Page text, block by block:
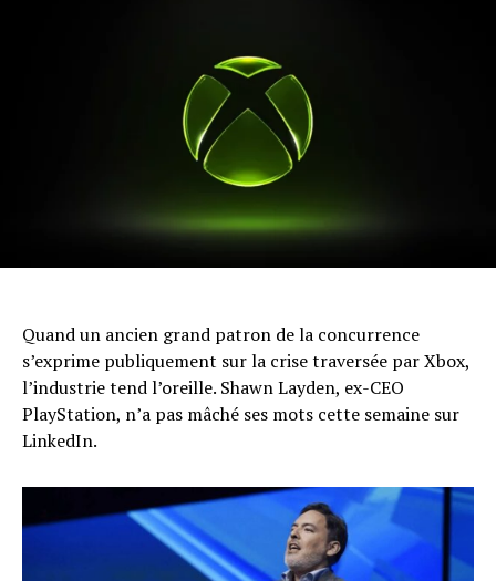
Quand un ancien grand patron de la concurrence
s’exprime publiquement sur la crise traversée par Xbox,
l’industrie tend l’oreille. Shawn Layden, ex-CEO
PlayStation, n’a pas mâché ses mots cette semaine sur
LinkedIn.